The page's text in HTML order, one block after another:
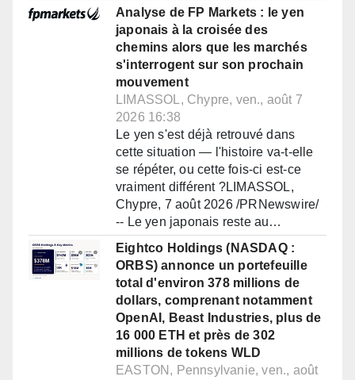
Analyse de FP Markets : le yen
japonais à la croisée des
chemins alors que les marchés
s'interrogent sur son prochain
mouvement
LIMASSOL, Chypre, ven., août 7
2026 16:38
Le yen s'est déjà retrouvé dans
cette situation — l'histoire va-t-elle
se répéter, ou cette fois-ci est-ce
vraiment différent ?LIMASSOL,
Chypre, 7 août 2026 /PRNewswire/
-- Le yen japonais reste au…
Eightco Holdings (NASDAQ :
ORBS) annonce un portefeuille
total d'environ 378 millions de
dollars, comprenant notamment
OpenAI, Beast Industries, plus de
16 000 ETH et près de 302
millions de tokens WLD
EASTON, Pennsylvanie, ven., août